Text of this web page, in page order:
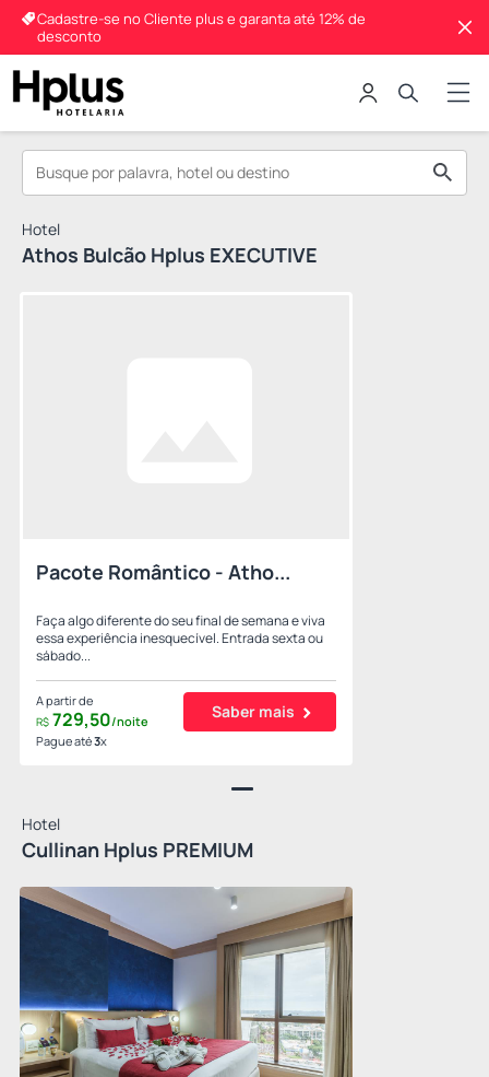
Cadastre-se no Cliente plus e garanta até 12% de
desconto
Hotel
Athos Bulcão Hplus EXECUTIVE
Pacote Romântico - Atho...
Faça algo diferente do seu final de semana e viva
essa experiência inesquecível. Entrada sexta ou
sábado...
A partir de
R$ 729,50/noite
Pague até3x
Saber mais
Hotel
Cullinan Hplus PREMIUM